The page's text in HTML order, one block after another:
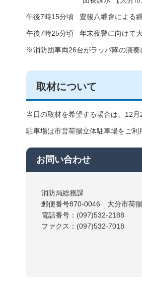
午後7時15分頃 豊後八纒會による
午後7時25分頃 年末夜警に向けて
※消防団車両26台がラッパ隊の演奏
取材について
当日の取材を希望する場合は、12
駐車場は市営荷揚立体駐車場をご利
お問い合わせ
消防局総務課
郵便番号870-0046 大分市荷
電話番号：(097)532-2188
ファクス：(097)532-7018